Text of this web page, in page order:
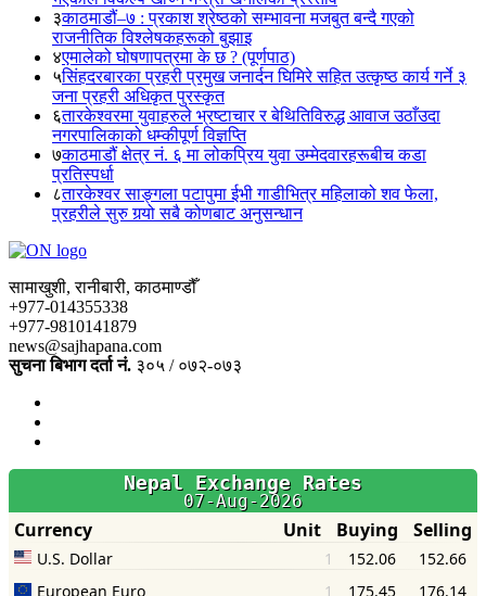
३काठमाडौं–७ : प्रकाश श्रेष्ठको सम्भावना मजबुत बन्दै गएको
राजनीतिक विश्लेषकहरूको बुझाइ
४एमालेको घोषणापत्रमा के छ ? (पूर्णपाठ)
५सिंहदरबारका प्रहरी प्रमुख जनार्दन घिमिरे सहित उत्कृष्ठ कार्य गर्ने ३
जना प्रहरी अधिकृत पुरस्कृत
६तारकेश्वरमा युवाहरुले भ्रष्टाचार र बेथितिविरुद्ध आवाज उठाँउदा
नगरपालिकाको धम्कीपूर्ण विज्ञप्ति
७काठमाडौं क्षेत्र नं. ६ मा लोकप्रिय युवा उम्मेदवारहरूबीच कडा
प्रतिस्पर्धा
८तारकेश्वर साङ्गला पटापुमा ईभी गाडीभित्र महिलाको शव फेला,
प्रहरीले सुरु गर्‍यो सबै कोणबाट अनुसन्धान
सामाखुशी, रानीबारी, काठमाण्डौँ
+977-014355338
+977-9810141879
news@sajhapana.com
सुचना बिभाग दर्ता नं. ३०५ / ०७२-०७३